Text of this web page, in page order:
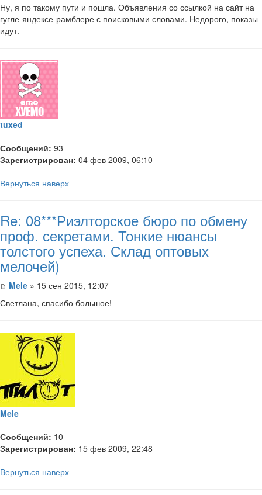
Ну, я по такому пути и пошла. Объявления со ссылкой на сайт на
гугле-яндексе-рамблере с поисковыми словами. Недорого, показы
идут.
tuxed
Сообщений: 93
Зарегистрирован: 04 фев 2009, 06:10
Вернуться наверх
Re: 08***Риэлторское бюро по обмену
проф. секретами. Тонкие нюансы
толстого успеха. Склад оптовых
мелочей)
Mele » 15 сен 2015, 12:07
Светлана, спасибо большое!
Mele
Сообщений: 10
Зарегистрирован: 15 фев 2009, 22:48
Вернуться наверх